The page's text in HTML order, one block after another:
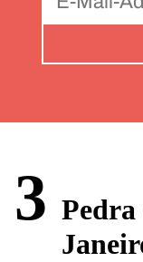
3 Pedra